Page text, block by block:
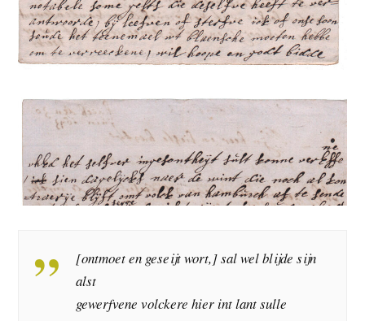
[ontmoet en geseijt wort,] sal wel blijde sijn
alst
gewerfvene volckere hier int lant sulle